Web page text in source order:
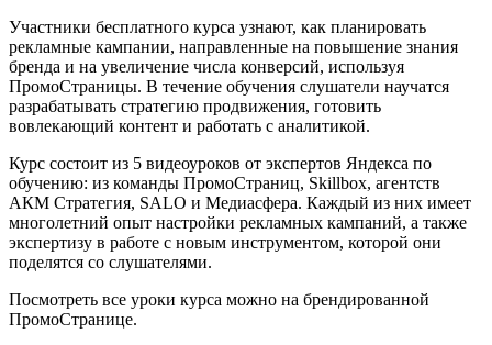
Участники бесплатного курса узнают, как планировать
рекламные кампании, направленные на повышение знания
бренда и на увеличение числа конверсий, используя
ПромоСтраницы. В течение обучения слушатели научатся
разрабатывать стратегию продвижения, готовить
вовлекающий контент и работать с аналитикой.
Курс состоит из 5 видеоуроков от экспертов Яндекса по
обучению: из команды ПромоСтраниц, Skillbox, агентств
АКМ Стратегия, SALO и Медиасфера. Каждый из них имеет
многолетний опыт настройки рекламных кампаний, а также
экспертизу в работе с новым инструментом, которой они
поделятся со слушателями.
Посмотреть все уроки курса можно на брендированной
ПромоСтранице.